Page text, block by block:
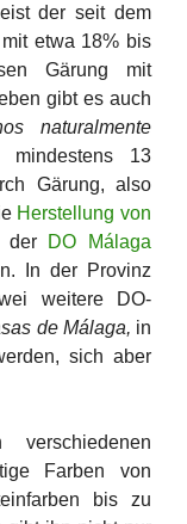
der seit dem
etwa 18% bis
Gärung mit
gibt es auch
naturalmente
mindestens 13
Gärung, also
Herstellung von
der DO Málaga
In der Provinz
weitere DO-
de Málaga, in
sich aber
Farben von
bis zu